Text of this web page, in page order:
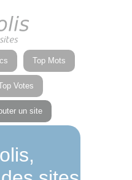
Top Mots
Votes
un site